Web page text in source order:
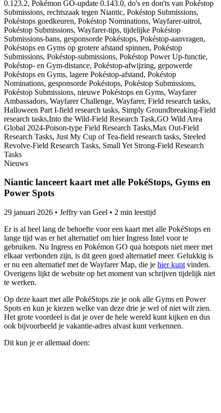
Nieuws
Niantic lanceert kaart met alle PokéStops, Gyms en
Power Spots
29 januari 2026 • Jeffry van Geel • 2 min leestijd
Er is al heel lang de behoefte voor een kaart met alle PokéStops en
lange tijd was er het alternatief om hier Ingress Intel voor te
gebruiken. Nu Ingress en Pokémon GO qua hotspots niet meer met
elkaar verbonden zijn, is dit geen goed alternatief meer. Gelukkig is
er nu een alternatief met de Wayfarer Map, die je hier kunt vinden.
Overigens lijkt de website op het moment van schrijven tijdelijk niet
te werken.
Op deze kaart met alle PokéStops zie je ook alle Gyms en Power
Spots en kun je kiezen welke van deze drie je wel of niet wilt zien.
Het grote voordeel is dat je over de hele wereld kunt kijken en dus
ook bijvoorbeeld je vakantie-adres alvast kunt verkennen.
Dit kun je er allemaal doen: